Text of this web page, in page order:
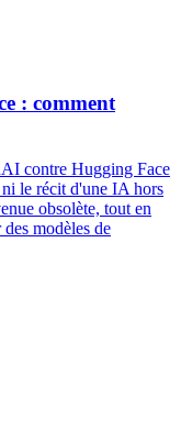
: comment
contre Hugging Face
le récit d'une IA hors
obsolète, tout en
modèles de